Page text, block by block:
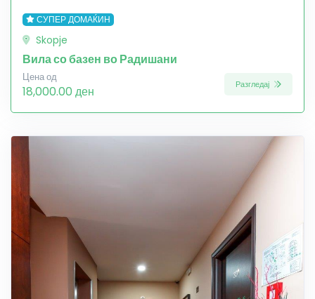
СУПЕР ДОМАЌИН
Skopje
Вила со базен во Радишани
Цена од
18,000.00 ден Разгледај